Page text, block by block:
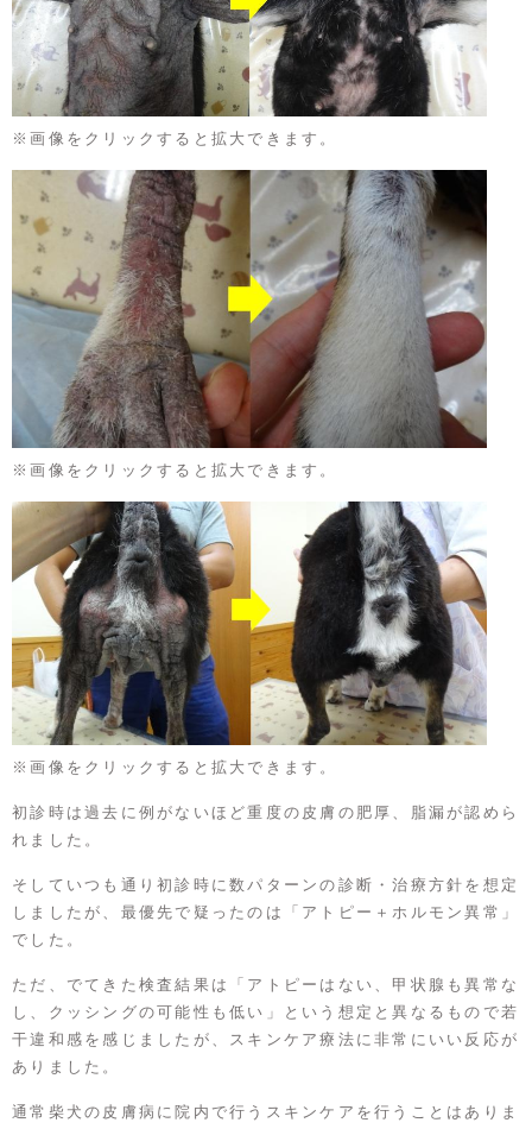
※画像をクリックすると拡大できます。
※画像をクリックすると拡大できます。
※画像をクリックすると拡大できます。
初診時は過去に例がないほど重度の皮膚の肥厚、脂漏が認めら
れました。
そしていつも通り初診時に数パターンの診断・治療方針を想定
しましたが、最優先で疑ったのは「アトピー＋ホルモン異常」
でした。
ただ、でてきた検査結果は「アトピーはない、甲状腺も異常な
し、クッシングの可能性も低い」という想定と異なるもので若
干違和感を感じましたが、スキンケア療法に非常にいい反応が
ありました。
通常柴犬の皮膚病に院内で行うスキンケアを行うことはありま